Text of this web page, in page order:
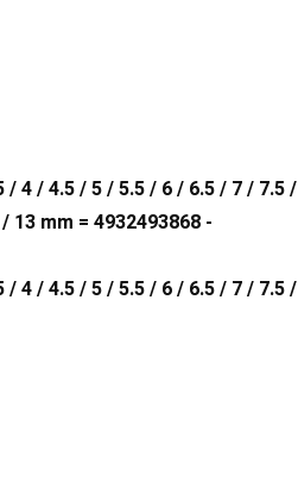
4 / 4.5 / 5 / 5.5 / 6 / 6.5 / 7 / 7.5 /
13 mm = 4932493868 -
4 / 4.5 / 5 / 5.5 / 6 / 6.5 / 7 / 7.5 /